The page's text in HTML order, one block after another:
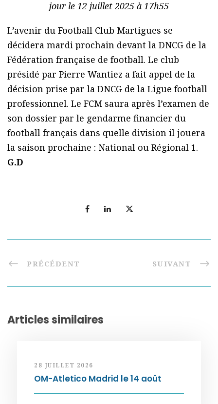
jour le 12 juillet 2025 à 17h55
L’avenir du Football Club Martigues se
décidera mardi prochain devant la DNCG de la
Fédération française de football. Le club
présidé par Pierre Wantiez a fait appel de la
décision prise par la DNCG de la Ligue football
professionnel. Le FCM saura après l’examen de
son dossier par le gendarme financier du
football français dans quelle division il jouera
la saison prochaine : National ou Régional 1.
G.D
PRÉCÉDENT SUIVANT
Articles similaires
28 JUILLET 2026
OM-Atletico Madrid le 14 août